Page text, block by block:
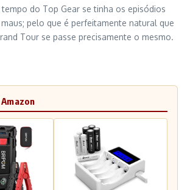
tempo do Top Gear se tinha os episódios
pelo que é perfeitamente natural que
Tour se passe precisamente o mesmo.